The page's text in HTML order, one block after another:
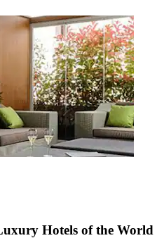
Hotels of the World